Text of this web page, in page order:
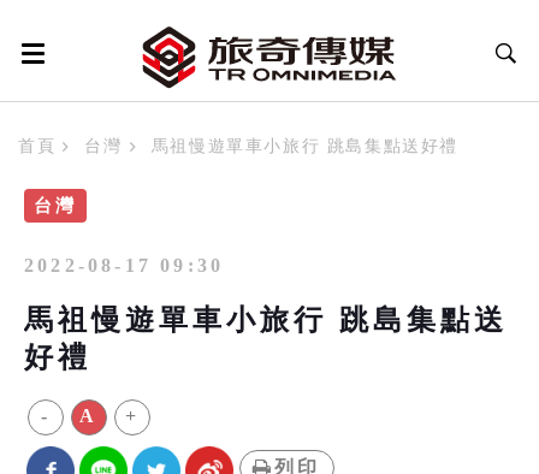
首頁 台灣 馬祖慢遊單車小旅行 跳島集點送好禮
台灣
2022-08-17 09:30
馬祖慢遊單車小旅行 跳島集點送
好禮
- A +
列印